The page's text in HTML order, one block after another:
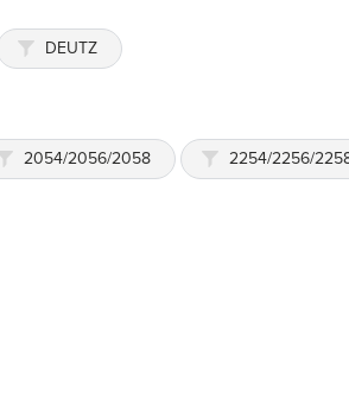
DEUTZ
2054/2056/2058 2254/2256/